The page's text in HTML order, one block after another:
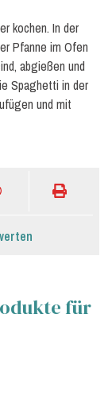
kochen. In der
Pfanne im Ofen
abgießen und
Spaghetti in der
und mit
für